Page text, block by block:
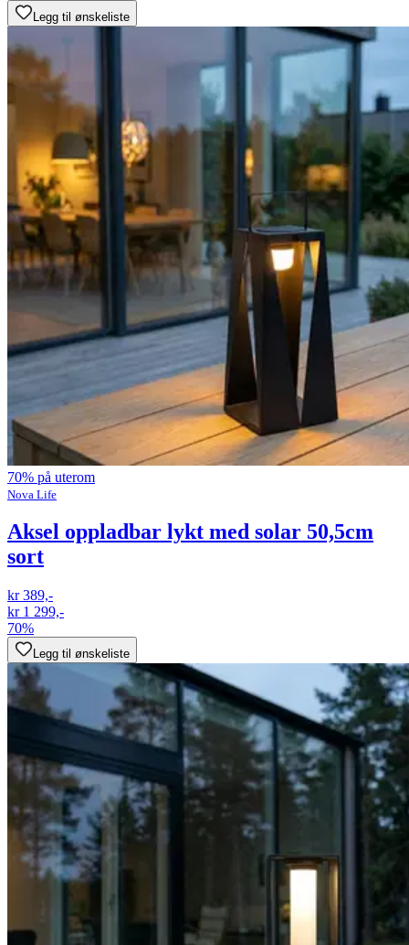
Legg til ønskeliste
70% på uterom
Nova Life
Aksel oppladbar lykt med solar 50,5cm
sort
kr 389,-
kr 1 299,-
70%
Legg til ønskeliste